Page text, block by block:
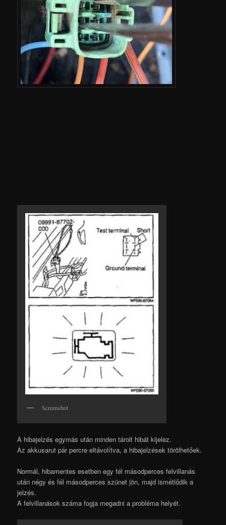
Screenshot
A hibajelzés egymás után minden tárolt hibát kijelez.
Az akkusarut pár percre eltávolítva, a hibajelzések törölhetőek.
Normál, hibamentes esetben egy fél másodperces felvillanás
után négy és fél másodperces szünet jön, majd ismétlődik a
jelzés.
A felvillanások száma fogja megadni a probléma helyét.